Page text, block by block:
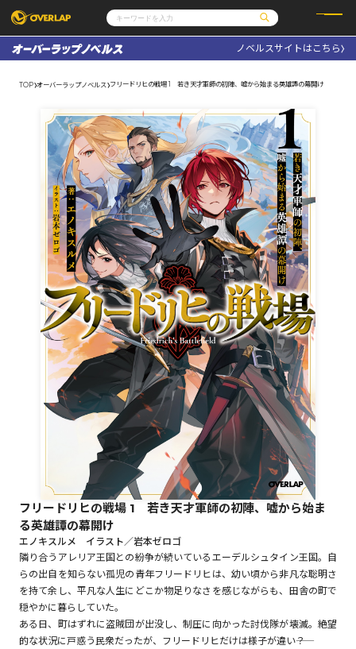
コミックガルド
コミッククリエ
文庫
ノベルス
その他
コミックエッセイ
ポケットモンスター
アニメ
ゲーム
通販・NEWS
OVERLAP STORE
オーバーラップ広報室
企業
会社概要
採用情報
アクセス
オーバーラップホールディングス
お問い合わせはこちら
オーバーラップ文庫
オーバーラップノベルス
オーバーラップノベルスf
ロサージュノベルス
コミックガルド
コミッククリエ
ノベルスサイトはこちら
TOP オーバーラップノベルス フリードリヒの戦場 1 若き天才軍師の初陣、嘘から始まる英雄譚の幕開け
フリードリヒの戦場 1 若き天才軍師の初陣、嘘から始ま
る英雄譚の幕開け
エノキスルメ イラスト／岩本ゼロゴ
隣り合うアレリア王国との紛争が続いているエーデルシュタイン王国。自
らの出自を知らない孤児の青年フリードリヒは、幼い頃から非凡な聡明さ
を持て余し、平凡な人生にどこか物足りなさを感じながらも、田舎の町で
穏やかに暮らしていた。
ある日、町はずれに盗賊団が出没し、制圧に向かった討伐隊が壊滅。絶望
的な状況に戸惑う民衆だったが、フリードリヒだけは様子が違い――？